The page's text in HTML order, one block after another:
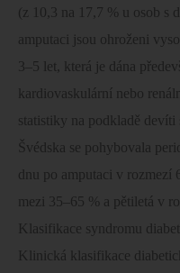
(z 10,3 na 17,7 % u osob s
amputaci jsou ohroženi
3–5 let, která je dána
kardiovaskulární nebo
statistiky na podkladě
Švédska se pohybovala
dnu po amputaci v rozmezí
mezi 35–65 % a pětiletá v
Klasifikace syndromu
Klinická klasifikace